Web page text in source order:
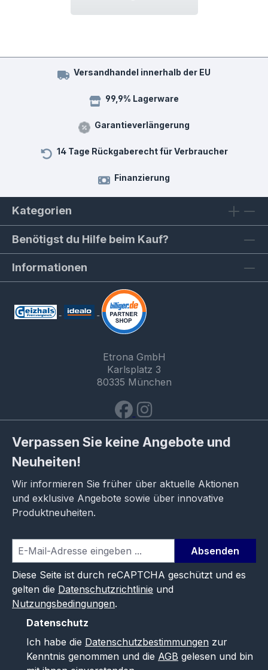
Versandhandel innerhalb der EU
99,9% Lagerware
Garantieverlängerung
14 Tage Rückgaberecht für Verbraucher
Finanzierung
Kategorien
Benötigst du Hilfe beim Kauf?
Informationen
Etrona GmbH
Karlsplatz 3
80335 München
Verpassen Sie keine Angebote und
Neuheiten!
Wir informieren Sie früher über aktuelle Aktionen
und exklusive Angebote sowie über innovative
Produktneuheiten.
Absenden
Diese Seite ist durch reCAPTCHA geschützt und es
gelten die Datenschutzrichtlinie und
Nutzungsbedingungen.
Datenschutz
Ich habe die Datenschutzbestimmungen zur
Kenntnis genommen und die AGB gelesen und bin